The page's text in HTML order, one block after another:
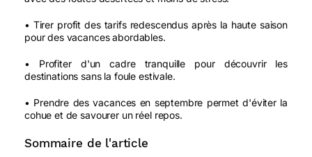
• Tirer profit des tarifs redescendus après la haute saison
pour des vacances abordables.
• Profiter d'un cadre tranquille pour découvrir les
destinations sans la foule estivale.
• Prendre des vacances en septembre permet d'éviter la
cohue et de savourer un réel repos.
Sommaire de l'article